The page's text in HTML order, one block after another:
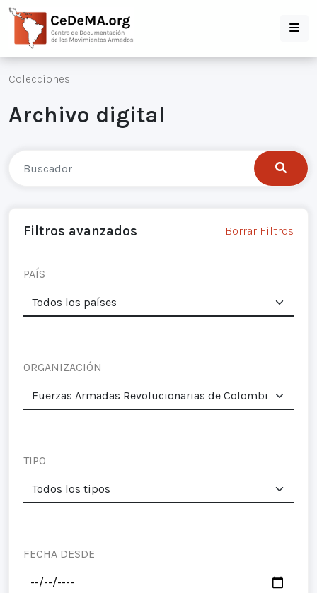
Colecciones
Archivo digital
Filtros avanzados Borrar Filtros
PAÍS
ORGANIZACIÓN
TIPO
FECHA DESDE